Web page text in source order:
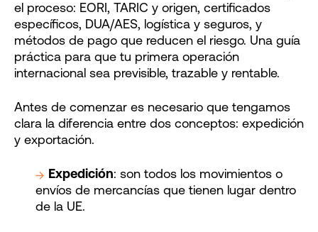
el proceso: EORI, TARIC y origen, certificados
específicos, DUA/AES, logística y seguros, y
métodos de pago que reducen el riesgo. Una guía
práctica para que tu primera operación
internacional sea previsible, trazable y rentable.
Antes de comenzar es necesario que tengamos
clara la diferencia entre dos conceptos: expedición
y exportación.
Expedición: son todos los movimientos o
envíos de mercancías que tienen lugar dentro
de la UE.